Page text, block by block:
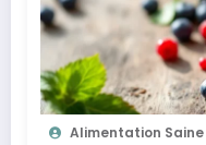
Alimentation Saine